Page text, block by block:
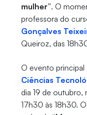
mulher”. O
professora do
Gonçalves
Queiroz, das
O evento
Ciências
dia 19 de outubro,
17h30 às 18h30.